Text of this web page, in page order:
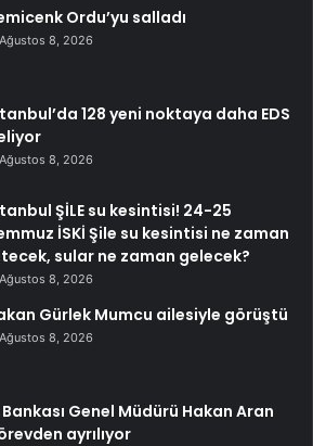
Ordu’yu salladı
Ağustos 8, 2026
128 yeni noktaya daha EDS
Ağustos 8, 2026
ŞİLE su kesintisi! 24-25
İSKİ Şile su kesintisi ne zaman
sular ne zaman gelecek?
Ağustos 8, 2026
Gürlek Mumcu ailesiyle görüştü
Ağustos 8, 2026
Bankası Genel Müdürü Hakan Aran
ayrılıyor